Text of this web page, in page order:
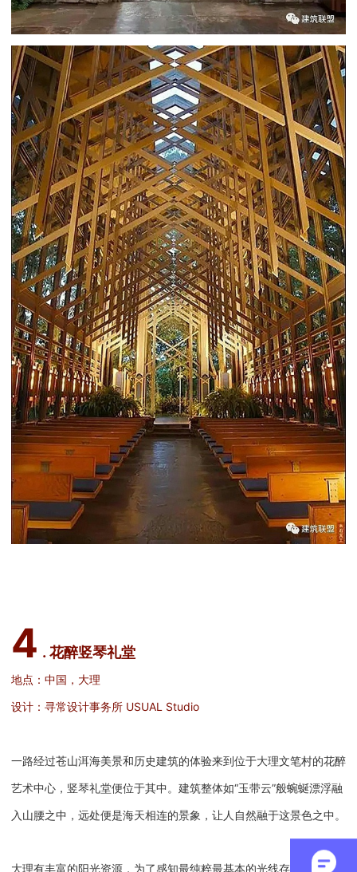
4 . 花醉竖琴礼堂
地点：中国，大理
设计：寻常设计事务所 USUAL Studio
一路经过苍山洱海美景和历史建筑的体验来到位于大理文笔村的花醉
艺术中心，竖琴礼堂便位于其中。建筑整体如“玉带云”般蜿蜒漂浮融
入山腰之中，远处便是海天相连的景象，让人自然融于这景色之中。
大理有丰富的阳光资源，为了感知最纯粹最基本的光线存在，使用了